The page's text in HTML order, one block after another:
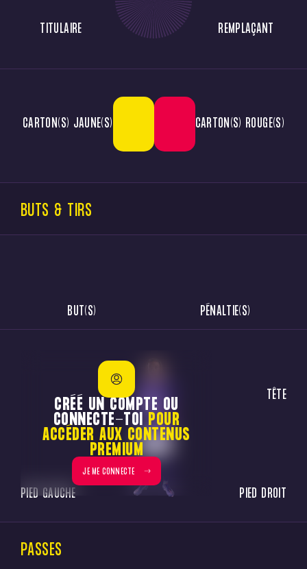
TITULAIRE REMPLAÇANT
CARTON(S) JAUNE(S) CARTON(S) ROUGE(S)
PASSES
BUTS & TIRS
BUT(S) PÉNALTIE(S)
TÊTE
PIED DROIT
PIED GAUCHE
CRÉÉ UN COMPTE OU
CONNECTE-TOI POUR
ACCÉDER AUX CONTENUS
PREMIUM
JE ME CONNECTE